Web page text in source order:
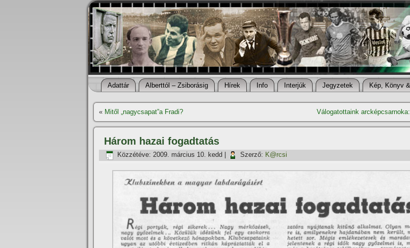
Adattár Alberttól – Zsiborásig Hí­rek Info Interjúk Jegyzetek Kép, Könyv
« Mitől „nagycsapat”a Fradi? Válogatottaink
Három hazai fogadtatás
Közzétéve: 2009. március 10. kedd Szerző: K@rcsi